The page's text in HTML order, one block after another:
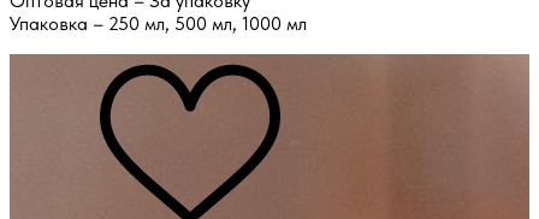
Упаковка – 250 мл, 500 мл, 1000 мл